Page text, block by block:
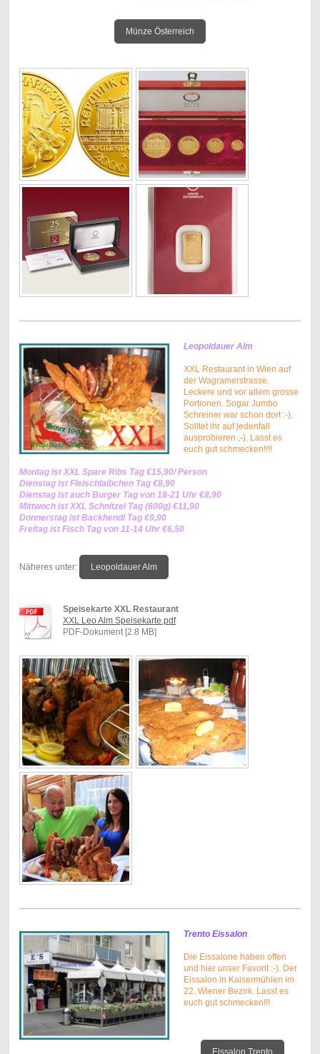
Münze Österreich
Leopoldauer Alm
XXL Restaurant in Wien auf
der Wagramerstrasse.
Leckere und vor allem grosse
Portionen. Sogar Jumbo
Schreiner war schon dort :-).
Solltet ihr auf jedenfall
ausprobieren ;-). Lasst es
euch gut schmecken!!!!
Montag ist XXL Spare Ribs Tag €15,90/ Person
Dienstag ist Fleischlaibchen Tag €8,90
Dienstag ist auch Burger Tag von 18-21 Uhr €8,90
Mittwoch ist XXL Schnitzel Tag (600g) €11,90
Donnerstag ist Backhendl Tag €9,90
Freitag ist Fisch Tag von 11-14 Uhr €6,50
Näheres unter: Leopoldauer Alm
Speisekarte XXL Restaurant
XXL Leo Alm Speisekarte.pdf
PDF-Dokument [2.8 MB]
Trento Eissalon
Die Eissalone haben offen
und hier unser Favorit :-). Der
Eissalon in Kaisermühlen im
22. Wiener Bezirk. Lasst es
euch gut schmecken!!!